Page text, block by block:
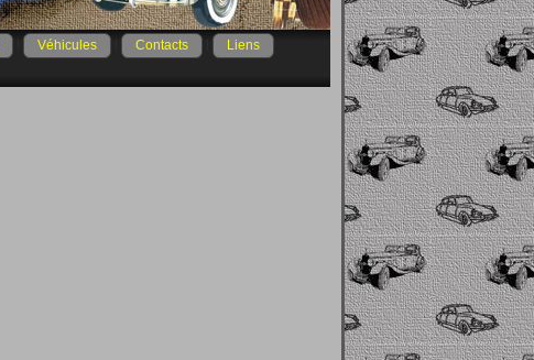
Véhicules Contacts
Liens